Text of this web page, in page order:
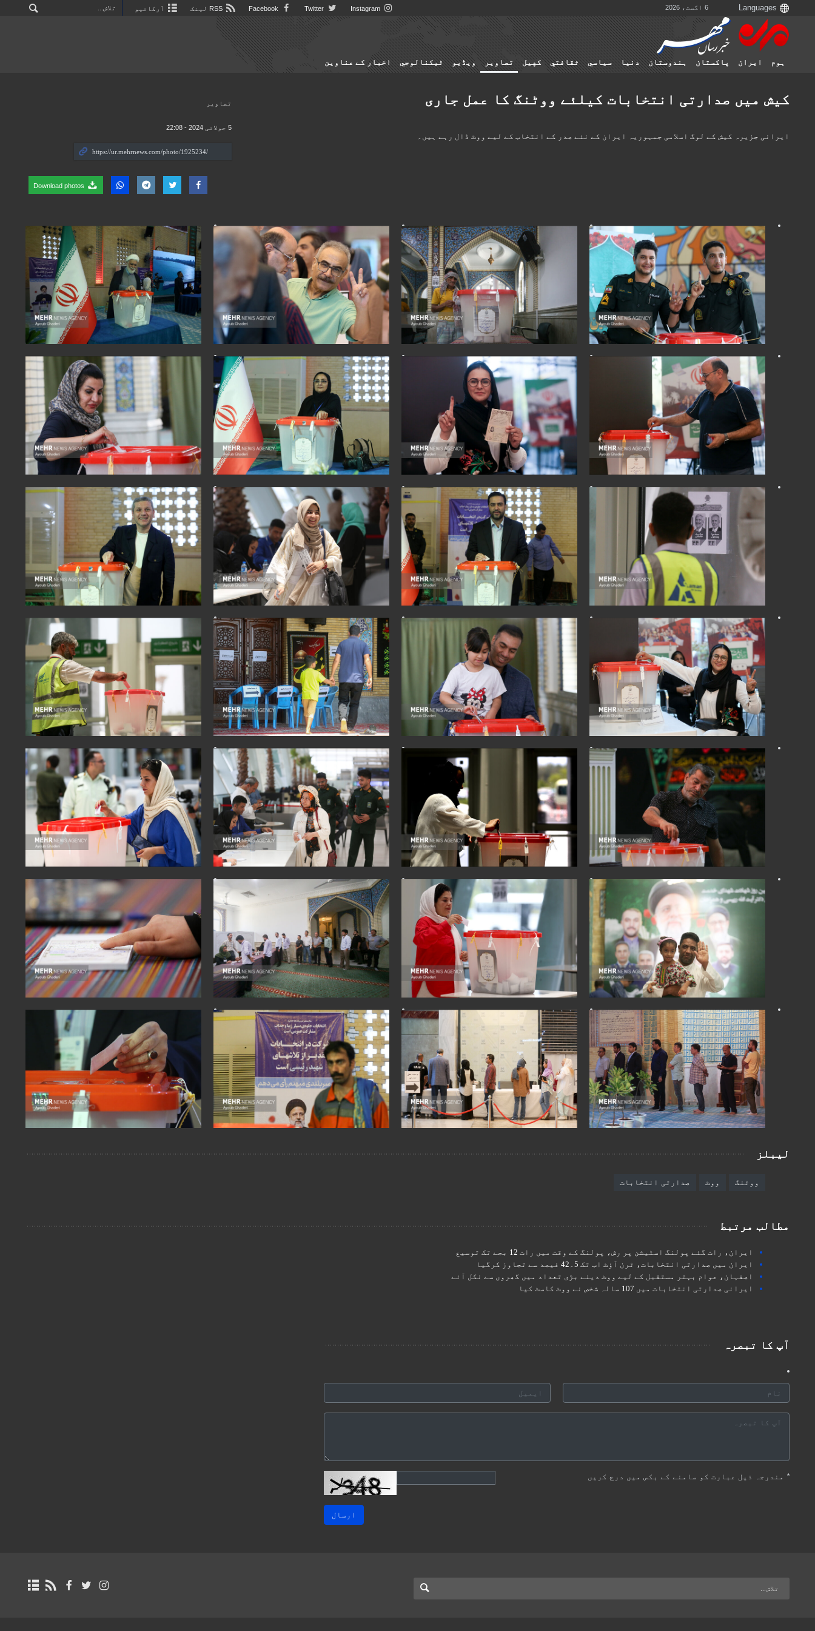
6 اگست، 2026 Instagram آرکائیو
ہوم ایران پاکستان ہندوستان دنیا سياسي ثقافتي کهيل تصاوير ویڈیو ٹيكنالوجي اخبار کے عناوین
تصاوير
5 جولائی 2024 - 22:08
کیش میں صدارتی انتخابات کیلئے ووٹنگ کا عمل جاری
ایرانی جزیرہ کیش کے لوگ اسلامی جمہوریہ ایران کے نئے صدر کے انتخاب کے لیے ووٹ ڈال رہے ہیں۔
لیبلز
ووٹنگ ووٹ صدارتی انتخابات
مطالب مرتبط
ایران، رات گئے پولنگ اسٹیشن پر رش، پولنگ کے وقت میں رات 12 بجے تک توسیع
ایران میں صدارتی انتخابات، ٹرن آؤٹ اب تک 5۔42 فیصد سے تجاوز کرگیا
اصفہان، عوام بہتر مستقبل کے لیے ووٹ دینے بڑی تعداد میں گھروں سے نکل آئے
ایرانی صدارتی انتخابات میں 107 سالہ شخص نے ووٹ کاسٹ کیا
آپ کا تبصرہ
* مندرجہ ذیل عبارت کو سامنے کے بکس میں درج کریں
ارسال